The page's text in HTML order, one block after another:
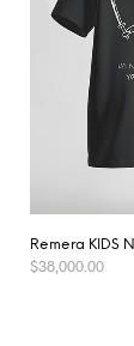
Remera KIDS
$38,000.00